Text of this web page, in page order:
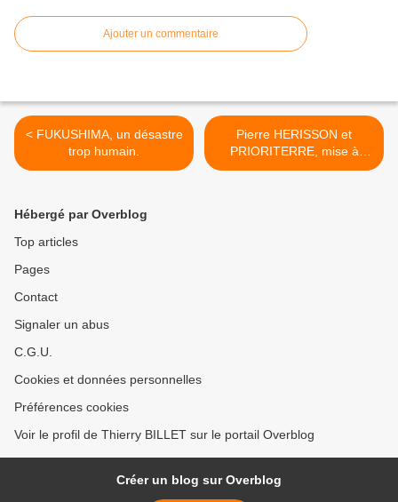
Ajouter un commentaire
< FUKUSHIMA, un désastre
trop humain.
Pierre HERISSON et
PRIORITERRE, mise à
jour... >
Hébergé par Overblog
Top articles
Pages
Contact
Signaler un abus
C.G.U.
Cookies et données personnelles
Préférences cookies
Voir le profil de Thierry BILLET sur le portail Overblog
Créer un blog sur Overblog